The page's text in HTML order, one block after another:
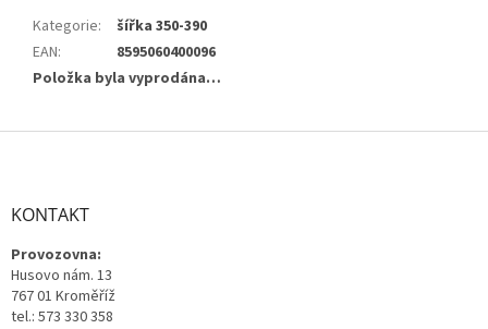
Kategorie:
šířka 350-390
EAN:
8595060400096
Položka byla vyprodána…
Z
KONTAKT
Provozovna:
Husovo nám. 13
767 01 Kroměříž
tel.: 573 330 358